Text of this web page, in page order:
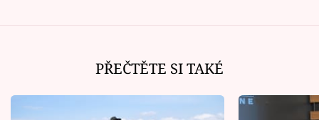
PŘEČTĚTE SI TAKÉ